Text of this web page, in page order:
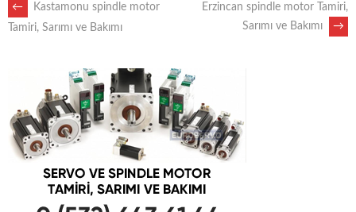
POST
NAVIGATION
←
Kastamonu spindle motor
Tamiri, Sarımı ve Bakımı
Erzincan spindle motor Tamiri,
Sarımı ve Bakımı
→